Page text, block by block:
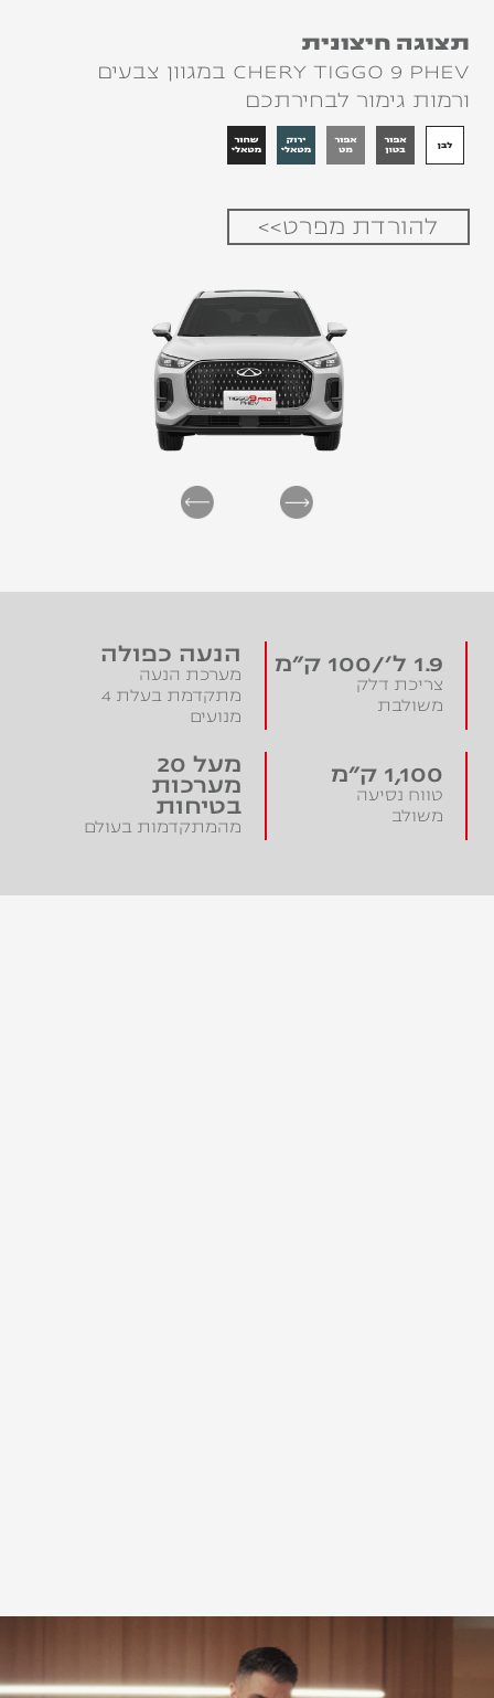
1.9 ל׳/100 ק"מ
צריכת דלק
משולבת
הנעה כפולה
מערכת הנעה
מתקדמת בעלת 4
מנועים
1,100 ק״מ
טווח נסיעה
משולב
מעל 20
מערכות
בטיחות
מהמתקדמות בעולם
תצוגה חיצונית
CHERY TIGGO 9 PHEV במגוון צבעים
ורמות גימור לבחירתכם
להורדת מפרט>>